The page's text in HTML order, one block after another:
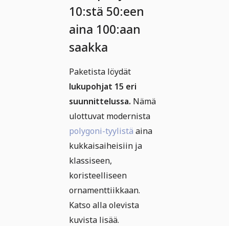
10:stä 50:een
aina 100:aan
saakka
Paketista löydät
lukupohjat 15 eri
suunnittelussa. Nämä
ulottuvat modernista
polygoni-tyylistä aina
kukkaisaiheisiin ja
klassiseen,
koristeelliseen
ornamenttiikkaan.
Katso alla olevista
kuvista lisää.